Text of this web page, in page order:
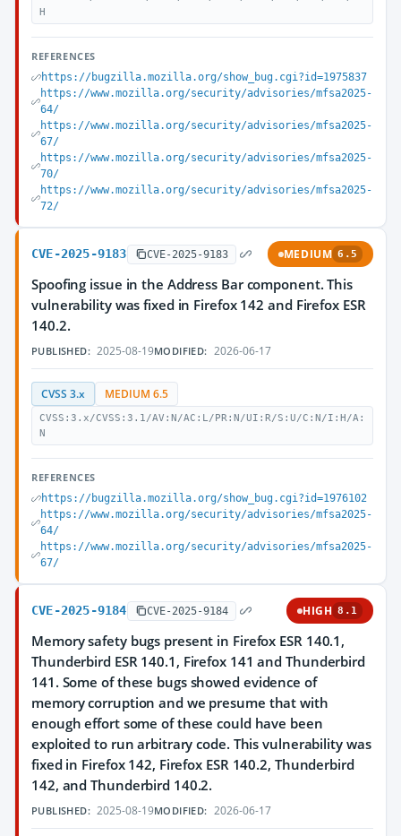
H
REFERENCES
https://bugzilla.mozilla.org/show_bug.cgi?id=1975837
https://www.mozilla.org/security/advisories/mfsa2025-
64/
https://www.mozilla.org/security/advisories/mfsa2025-
67/
https://www.mozilla.org/security/advisories/mfsa2025-
70/
https://www.mozilla.org/security/advisories/mfsa2025-
72/
CVE-2025-9183 CVE-2025-9183 MEDIUM 6.5
Spoofing issue in the Address Bar component. This
vulnerability was fixed in Firefox 142 and Firefox ESR
140.2.
PUBLISHED: 2025-08-19MODIFIED: 2026-06-17
CVSS 3.x MEDIUM 6.5
CVSS:3.x/CVSS:3.1/AV:N/AC:L/PR:N/UI:R/S:U/C:N/I:H/A:
N
REFERENCES
https://bugzilla.mozilla.org/show_bug.cgi?id=1976102
https://www.mozilla.org/security/advisories/mfsa2025-
64/
https://www.mozilla.org/security/advisories/mfsa2025-
67/
CVE-2025-9184 CVE-2025-9184 HIGH 8.1
Memory safety bugs present in Firefox ESR 140.1,
Thunderbird ESR 140.1, Firefox 141 and Thunderbird
141. Some of these bugs showed evidence of
memory corruption and we presume that with
enough effort some of these could have been
exploited to run arbitrary code. This vulnerability was
fixed in Firefox 142, Firefox ESR 140.2, Thunderbird
142, and Thunderbird 140.2.
PUBLISHED: 2025-08-19MODIFIED: 2026-06-17